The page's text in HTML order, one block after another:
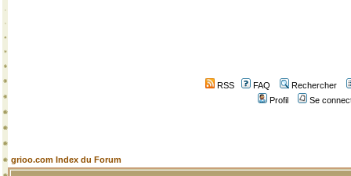
RSS FAQ
Rechercher
Profil
Se
grioo.com Index du Forum